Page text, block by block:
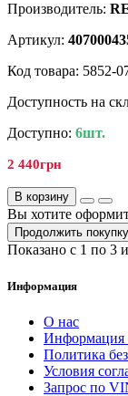
Производитель:
Артикул:
Код товара: 5852-
Доступность на
Доступно: 6шт.
2 440грн
В корзину
Вы хотите
Продолжить покупку
Показано с 1 по 3
Информация
О нас
Информация
Политика
Условия
Запрос по